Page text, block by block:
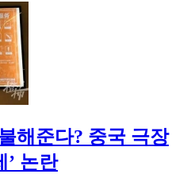
해준다? 중국 극장
’ 논란